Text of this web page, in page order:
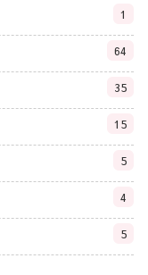
1
64
35
15
5
4
5